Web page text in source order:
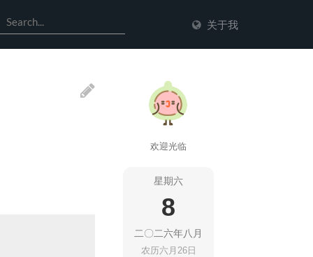
关于我
欢迎光临
星期六
8
二〇二六年八月
农历六月26日